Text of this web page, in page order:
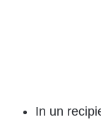
In un